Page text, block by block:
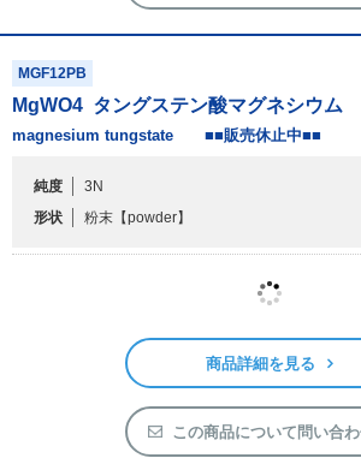
MgWO4 タングステン酸マグネシウム
magnesium tungstate ■■販売休止中■■
純度
3N
形状
【powder】
商品詳細を見る
この商品について問い合わ